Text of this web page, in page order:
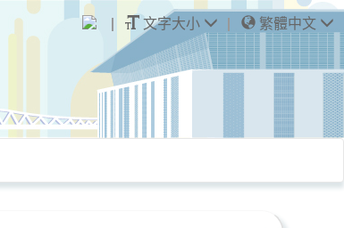
文字大小 繁體中文